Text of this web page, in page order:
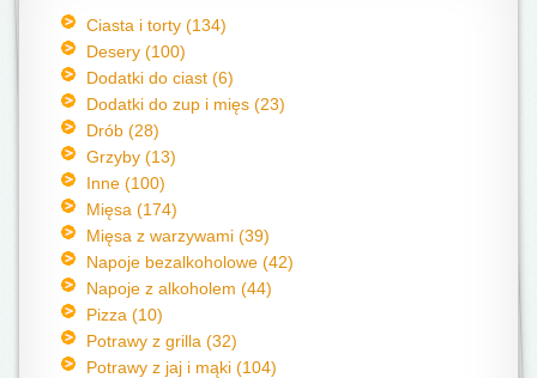
Ciasta i torty (134)
Desery (100)
Dodatki do ciast (6)
Dodatki do zup i mięs (23)
Drób (28)
Grzyby (13)
Inne (100)
Mięsa (174)
Mięsa z warzywami (39)
Napoje bezalkoholowe (42)
Napoje z alkoholem (44)
Pizza (10)
Potrawy z grilla (32)
Potrawy z jaj i mąki (104)